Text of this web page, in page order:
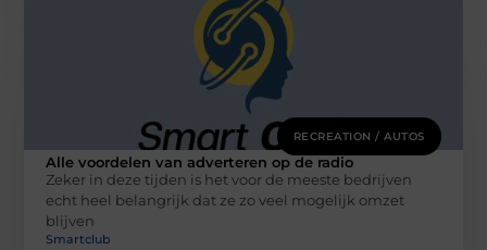
RECREATION / AUTOS
Alle voordelen van adverteren op de radio
Zeker in deze tijden is het voor de meeste bedrijven
echt heel belangrijk dat ze zo veel mogelijk omzet
blijven
Smartclub